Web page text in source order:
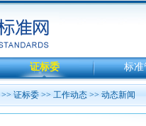
证标委 标准
>> 证标委 >> 工作动态 >> 动态新闻